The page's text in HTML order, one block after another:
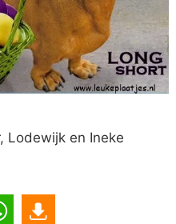
Lodewijk en Ineke